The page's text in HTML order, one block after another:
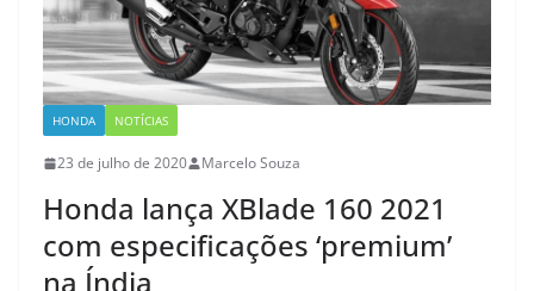
HONDA NOTÍCIAS
23 de julho de 2020 Marcelo Souza
Honda lança XBlade 160 2021
com especificações ‘premium’
na Índia